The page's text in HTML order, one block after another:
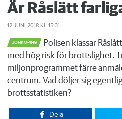
Är Råslätt
12 JUNI 2018 KL 15:31
JÖNKÖPING
Polisen klassar
med hög risk för brottslighet.
miljonprogrammet färre
centrum. Vad döljer sig
brottsstatistiken?
Dela